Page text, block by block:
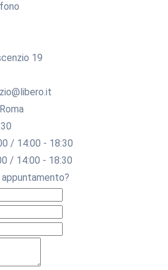
19
/ 14:00 - 18:30
/ 14:00 - 18:30